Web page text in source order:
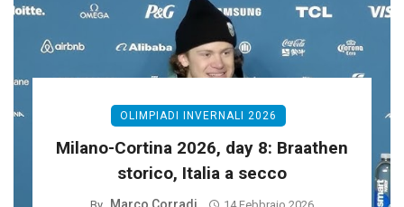
OLIMPIADI INVERNALI 2026
Milano-Cortina 2026, day 8: Braathen
storico, Italia a secco